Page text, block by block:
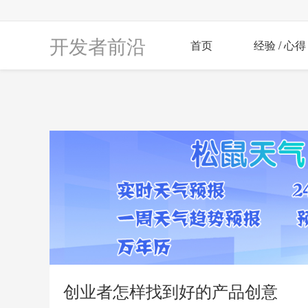
开发者前沿 首页 经验 / 心得
创业者怎样找到好的产品创意